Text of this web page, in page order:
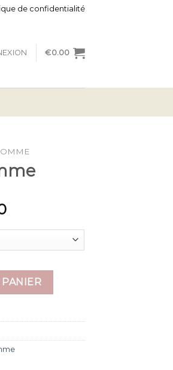
de confidentialité
€0.00